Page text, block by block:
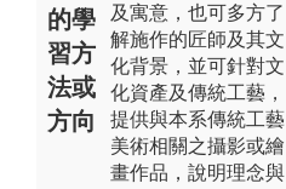
的學
習方
法或
方向
及寓意，也可多方了
解施作的匠師及其文
化背景，並可針對文
化資產及傳統工藝，
提供與本系傳統工藝
美術相關之攝影或繪
畫作品，說明理念與